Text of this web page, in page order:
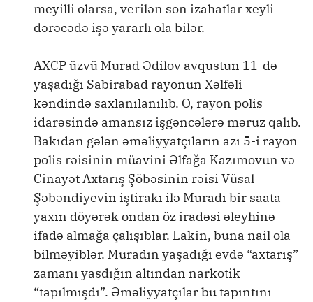
meyilli olarsa, verilən son izahatlar xeyli
dərəcədə işə yararlı ola bilər.
AXCP üzvü Murad Ədilov avqustun 11-də
yaşadığı Sabirabad rayonun Xəlfəli
kəndində saxlanılanılıb. O, rayon polis
idarəsində amansız işgəncələrə məruz qalıb.
Bakıdan gələn əməliyyatçıların azı 5-i rayon
polis rəisinin müavini Əlfağa Kazımovun və
Cinayət Axtarış Şöbəsinin rəisi Vüsal
Şəbəndiyevin iştirakı ilə Muradı bir saata
yaxın döyərək ondan öz iradəsi əleyhinə
ifadə almağa çalışıblar. Lakin, buna nail ola
bilməyiblər. Muradın yaşadığı evdə “axtarış”
zamanı yasdığın altından narkotik
“tapılmışdı”. Əməliyyatçılar bu tapıntını